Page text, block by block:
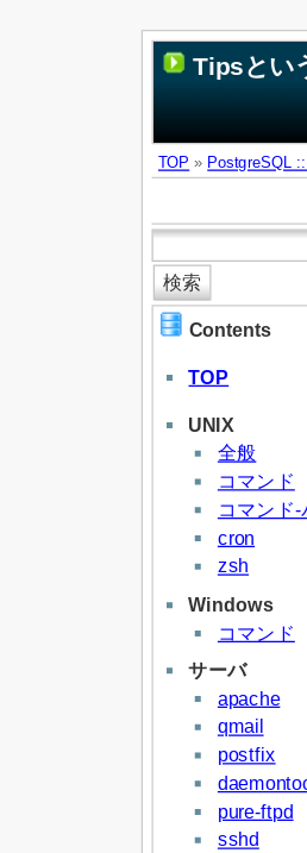
Tipsとい
TOP » PostgreSQL
Contents
TOP
UNIX
全般
コマンド
コマンド
cron
zsh
Windows
コマンド
サーバ
apache
qmail
postfix
pure-ftpd
sshd